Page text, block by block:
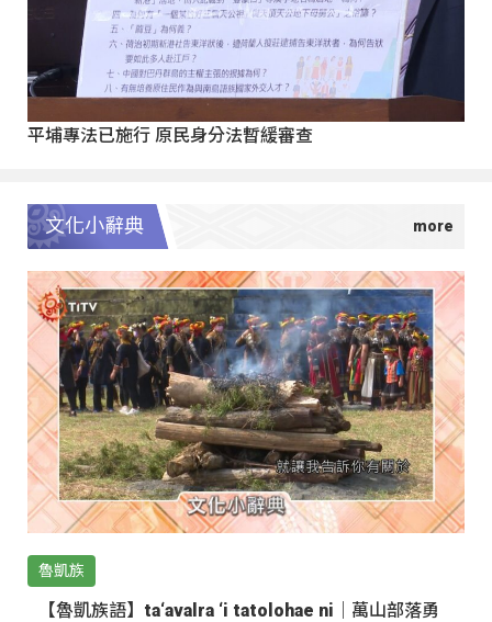
平埔專法已施行 原民身分法暫緩審查
文化小辭典
魯凱族
【魯凱族語】ta‘avalra ‘i tatolohae ni｜萬山部落勇